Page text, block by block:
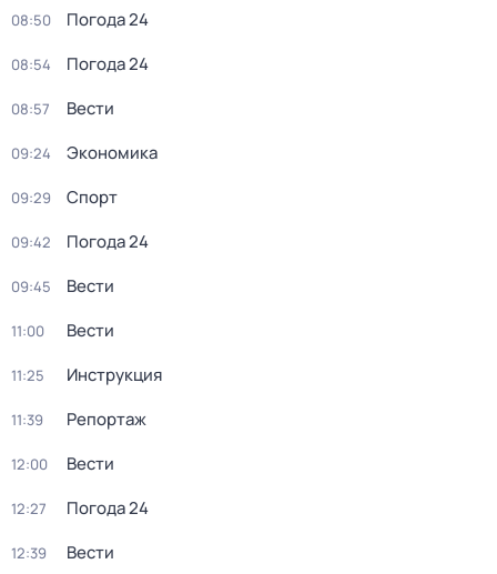
08:50 Погода 24
08:54 Погода 24
08:57 Вести
09:24 Экономика
09:29 Спорт
09:42 Погода 24
09:45 Вести
11:00 Вести
11:25 Инструкция
11:39 Репортаж
12:00 Вести
12:27 Погода 24
12:39 Вести